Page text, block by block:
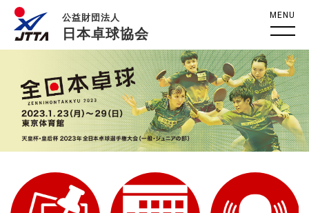
公益財団法人
日本卓球協会
MENU